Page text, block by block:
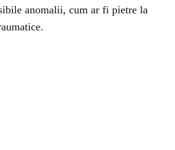
anomalii, cum ar fi pietre la